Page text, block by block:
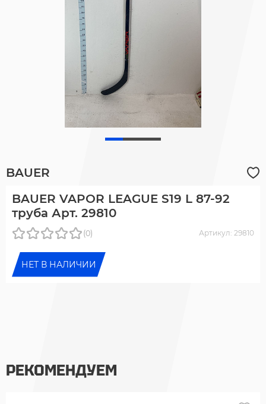
BAUER
BAUER VAPOR LEAGUE S19 L 87-92
труба Арт. 29810
(0) Артикул: 29810
НЕТ В НАЛИЧИИ
РЕКОМЕНДУЕМ